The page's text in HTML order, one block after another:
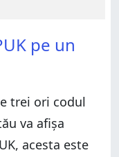
pe un
trei ori codul
va afișa
acesta este